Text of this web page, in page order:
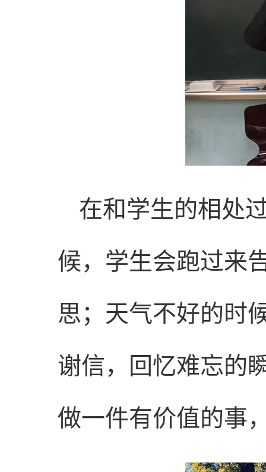
在和学生的相处
候，学生会跑过来
思；天气不好的时
谢信，回忆难忘的
做一件有价值的事